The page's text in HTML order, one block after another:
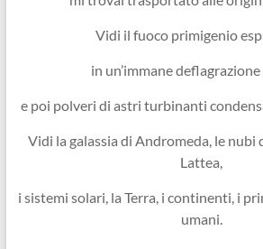
Vidi il fuoco primigenio
in un’immane deflagrazione
e poi polveri di astri turbinanti
Vidi la galassia di Andromeda, le nubi
Lattea,
i sistemi solari, la Terra, i continenti, i
umani.